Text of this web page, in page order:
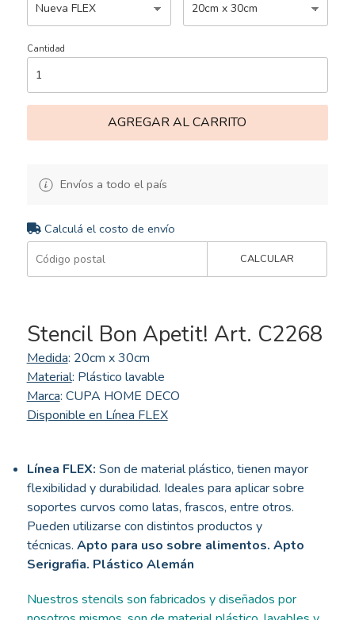
Cantidad
AGREGAR AL CARRITO
Envíos a todo el país
Calculá el costo de envío
CALCULAR
Stencil Bon Apetit! Art. C2268
Medida: 20cm x 30cm
Material: Plástico lavable
Marca: CUPA HOME DECO
Disponible en Línea FLEX
Línea FLEX: Son de material plástico, tienen mayor
flexibilidad y durabilidad. Ideales para aplicar sobre
soportes curvos como latas, frascos, entre otros.
Pueden utilizarse con distintos productos y
técnicas. Apto para uso sobre alimentos. Apto
Serigrafia. Plástico Alemán
Nuestros stencils son fabricados y diseñados por